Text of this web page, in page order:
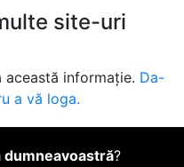
site-uri
această informație. Da-
a vă loga.
dumneavoastră?